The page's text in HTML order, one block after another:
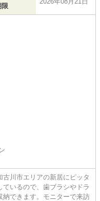
限
古川市エリアの新居にピッタ
ているので、歯ブラシやドラ
納できます。モニターで来訪